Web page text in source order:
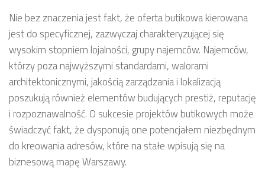
Nie bez znaczenia jest fakt, że oferta butikowa kierowana
jest do specyficznej, zazwyczaj charakteryzującej się
wysokim stopniem lojalności, grupy najemców. Najemców,
którzy poza najwyższymi standardami, walorami
architektonicznymi, jakością zarządzania i lokalizacją
poszukują również elementów budujących prestiż, reputację
i rozpoznawalność. O sukcesie projektów butikowych może
świadczyć fakt, że dysponują one potencjałem niezbędnym
do kreowania adresów, które na stałe wpisują się na
biznesową mapę Warszawy.